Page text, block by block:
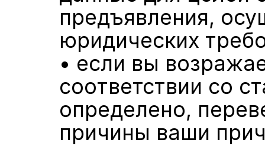
предъявления,
юридических
• если вы
соответствии со
определено,
причины ваши